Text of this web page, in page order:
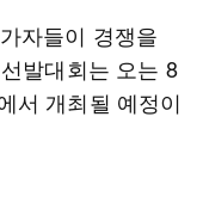
자들이 경쟁을
발대회는 오는 8
서 개최될 예정이